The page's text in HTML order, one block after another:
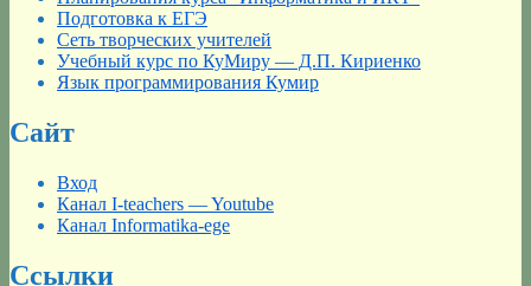
Подготовка к ЕГЭ
Сеть творческих учителей
Учебный курс по КуМиру — Д.П. Кириенко
Язык программирования Кумир
Сайт
Вход
Канал I-teachers — Youtube
Канал Informatika-ege
Ссылки